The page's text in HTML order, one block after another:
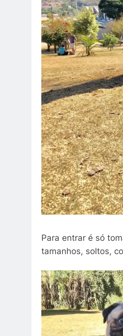
Para entrar é só
tamanhos, soltos,